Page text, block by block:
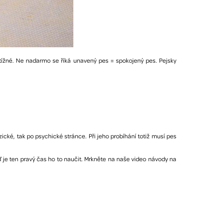
Ne nadarmo se říká unavený pes = spokojený pes. Pejsky
tak po psychické stránce. Při jeho probíhání totiž musí pes
ten pravý čas ho to naučit. Mrkněte na naše video návody na